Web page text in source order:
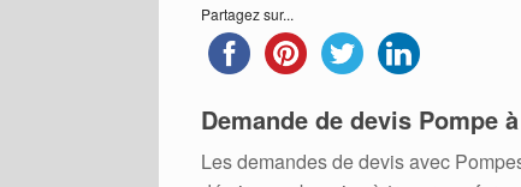
Partagez sur...
Demande de devis Pompe
Les demandes de devis avec